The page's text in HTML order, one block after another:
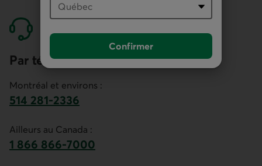
Confirmer
Par téléphone
Montréal et environs :
514 281-2336
Ailleurs au Canada :
1 866 866-7000